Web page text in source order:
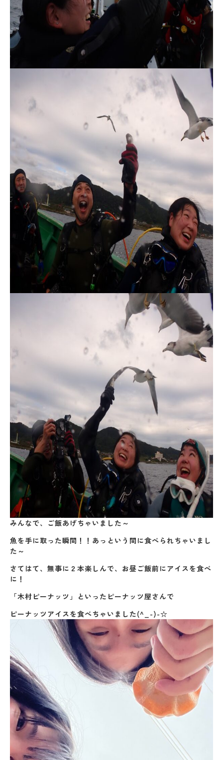
みんなで、ご飯あげちゃいました～
魚を手に取った瞬間！！あっという間に食べられちゃいまし
た～
さてはて、無事に２本楽しんで、お昼ご飯前にアイスを食べ
に！
「木村ピーナッツ」といったピーナッツ屋さんで
ピーナッツアイスを食べちゃいました(^_-)-☆